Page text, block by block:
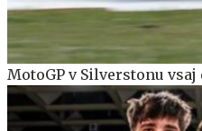
MotoGP v Silverstonu vsaj